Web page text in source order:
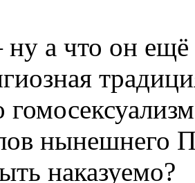
а что он ещё
нынешнего
наказуемо?